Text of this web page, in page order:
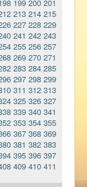
199 200 201
213 214 215
227 228 229
241 242 243
255 256 257
269 270 271
283 284 285
297 298 299
311 312 313
325 326 327
339 340 341
353 354 355
367 368 369
381 382 383
395 396 397
409 410 411